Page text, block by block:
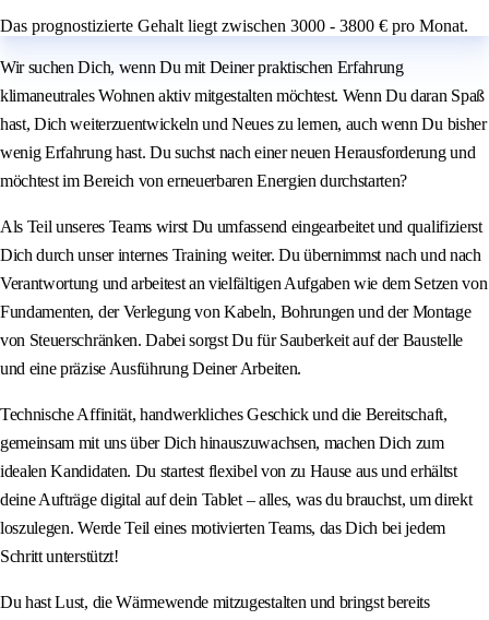
Das prognostizierte Gehalt liegt zwischen 3000 - 3800 € pro Monat.
Wir suchen Dich, wenn Du mit Deiner praktischen Erfahrung
klimaneutrales Wohnen aktiv mitgestalten möchtest. Wenn Du daran Spaß
hast, Dich weiterzuentwickeln und Neues zu lernen, auch wenn Du bisher
wenig Erfahrung hast. Du suchst nach einer neuen Herausforderung und
möchtest im Bereich von erneuerbaren Energien durchstarten?
Als Teil unseres Teams wirst Du umfassend eingearbeitet und qualifizierst
Dich durch unser internes Training weiter. Du übernimmst nach und nach
Verantwortung und arbeitest an vielfältigen Aufgaben wie dem Setzen von
Fundamenten, der Verlegung von Kabeln, Bohrungen und der Montage
von Steuerschränken. Dabei sorgst Du für Sauberkeit auf der Baustelle
und eine präzise Ausführung Deiner Arbeiten.
Technische Affinität, handwerkliches Geschick und die Bereitschaft,
gemeinsam mit uns über Dich hinauszuwachsen, machen Dich zum
idealen Kandidaten. Du startest flexibel von zu Hause aus und erhältst
deine Aufträge digital auf dein Tablet – alles, was du brauchst, um direkt
loszulegen. Werde Teil eines motivierten Teams, das Dich bei jedem
Schritt unterstützt!
Du hast Lust, die Wärmewende mitzugestalten und bringst bereits